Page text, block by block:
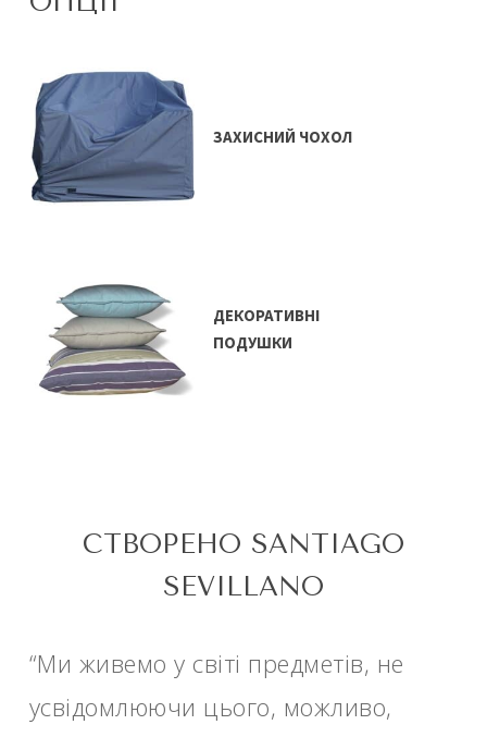
ЗАХИСНИЙ ЧОХОЛ
ДЕКОРАТИВНІ
ПОДУШКИ
СТВОРЕНО SANTIAGO
SEVILLANO
“Ми живемо у світі предметів, не
усвідомлюючи цього, можливо,